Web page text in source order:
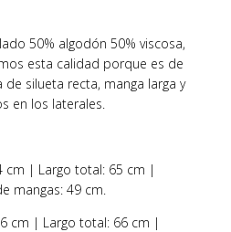
50% algodón 50% viscosa,
esta calidad porque es de
silueta recta, manga larga y
en los laterales.
cm | Largo total: 65 cm |
mangas: 49 cm.
cm | Largo total: 66 cm |